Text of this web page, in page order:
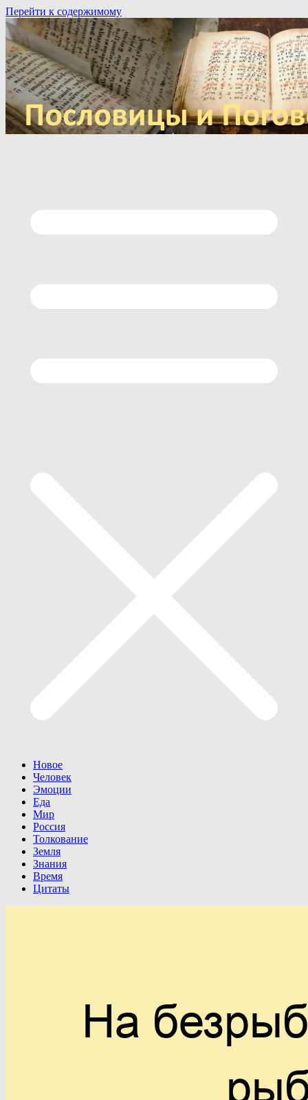
Перейти к содержимому
Новое
Человек
Эмоции
Еда
Мир
Россия
Толкование
Земля
Знания
Время
Цитаты